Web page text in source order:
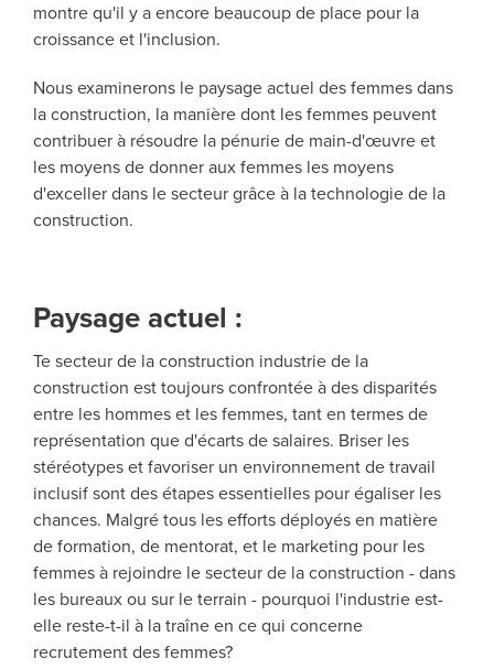
montre qu'il y a encore beaucoup de place pour la
croissance et l'inclusion.
Nous examinerons le paysage actuel des femmes dans
la construction, la manière dont les femmes peuvent
contribuer à résoudre la pénurie de main-d'œuvre et
les moyens de donner aux femmes les moyens
d'exceller dans le secteur grâce à la technologie de la
construction.
Paysage actuel :
Te secteur de la construction industrie de la
construction est toujours confrontée à des disparités
entre les hommes et les femmes, tant en termes de
représentation que d'écarts de salaires. Briser les
stéréotypes et favoriser un environnement de travail
inclusif sont des étapes essentielles pour égaliser les
chances. Malgré tous les efforts déployés en matière
de formation, de mentorat, et le marketing pour les
femmes à rejoindre le secteur de la construction - dans
les bureaux ou sur le terrain - pourquoi l'industrie est-
elle reste-t-il à la traîne en ce qui concerne
recrutement des femmes?